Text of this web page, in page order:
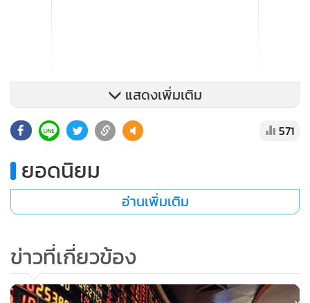
แสดงเพิ่มเติม
571
ยอดนิยม
อ่านเพิ่มเติม
ข่าวที่เกี่ยวข้อง